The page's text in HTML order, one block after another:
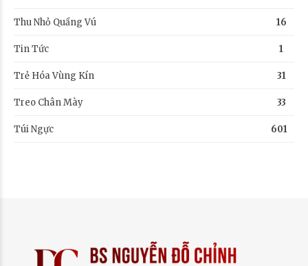
Thu Nhỏ Quầng Vú 16
Tin Tức 1
Trẻ Hóa Vùng Kín 31
Treo Chân Mày 33
Túi Ngực 601